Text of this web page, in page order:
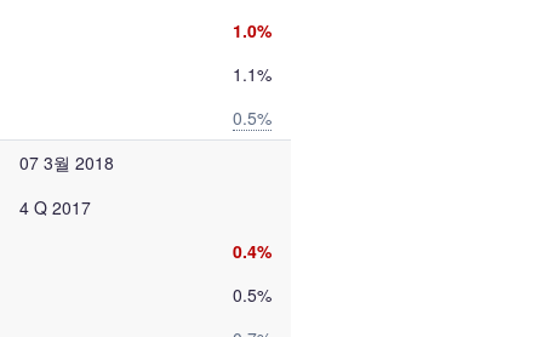
1.0%
1.1%
0.5%
07 3월 2018
4 Q 2017
0.4%
0.5%